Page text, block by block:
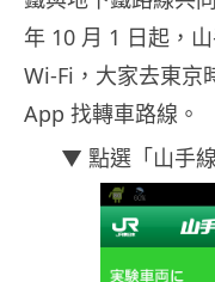
年 10 月 1 日起，
Wi-Fi，大家去東京
App 找轉車路線。
▼ 點選「山手